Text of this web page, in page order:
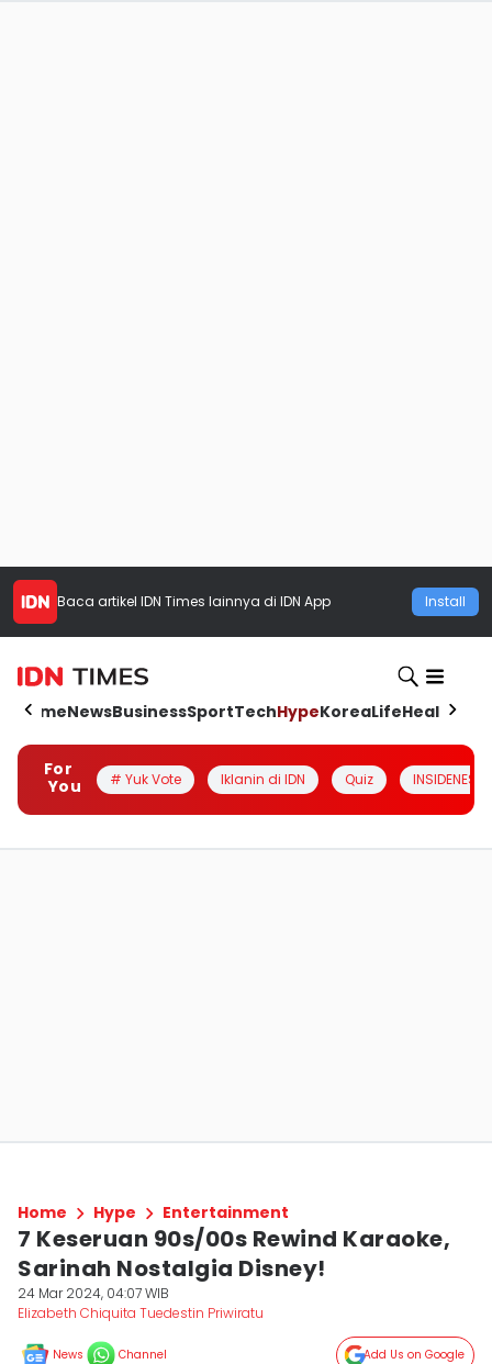
Baca artikel IDN Times lainnya di IDN App Install
HomeNewsBusinessSportTechHypeKoreaLifeHealth
For
You
# Yuk Vote Iklanin di IDN Quiz INSIDENESIA
Home Hype Entertainment
7 Keseruan 90s/00s Rewind Karaoke,
Sarinah Nostalgia Disney!
24 Mar 2024, 04:07 WIB
Elizabeth Chiquita Tuedestin Priwiratu
News Channel Add Us on Google